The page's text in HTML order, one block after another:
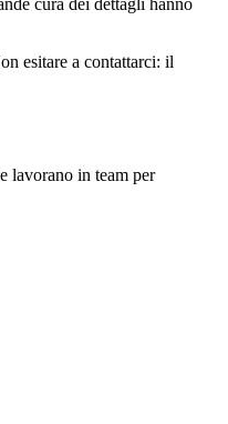
cura dei dettagli hanno
esitare a contattarci: il
lavorano in team per